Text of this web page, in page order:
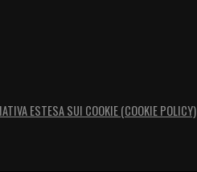
ESTESA SUI COOKIE (COOKIE POLICY)